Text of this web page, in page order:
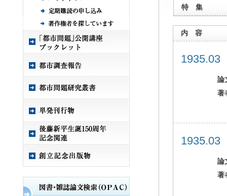
特 集
内 容
論
著
論
著